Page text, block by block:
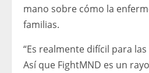
mano sobre cómo la
familias.
“Es realmente difícil para
Así que FightMND es un